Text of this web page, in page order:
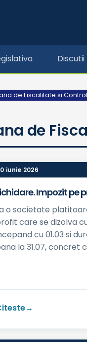
de Fiscalitate si
de
iunie 2026
Impozit pe
o societate
care se dizolva
cu 01.03 si
la 31.07, concret